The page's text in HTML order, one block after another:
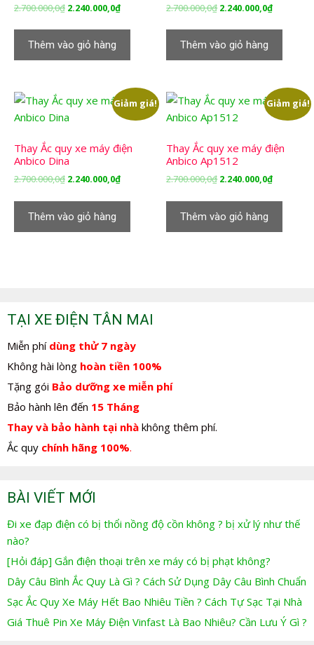
2.700.000,0₫ Giá
2.700.000,0₫.
2.240.000,0₫Giá
2.240.000,0₫.
Thêm vào giỏ hàng
2.700.000,0₫ Giá
2.700.000,0₫.
2.240.000,0₫Giá
Thêm vào giỏ hàng
Giảm giá!
Thay Ắc quy xe máy điện
Anbico Dina
2.700.000,0₫ Giá
2.700.000,0₫.
2.240.000,0₫Giá
2.240.000,0₫.
Thêm vào giỏ hàng
Giảm giá!
Thay Ắc quy xe máy điện
Anbico Ap1512
2.700.000,0₫ Giá
2.700.000,0₫.
2.240.000,0₫Giá
Thêm vào giỏ hàng
TẠI XE ĐIỆN TÂN MAI
Miễn phí dùng thử 7 ngày
Không hài lòng hoàn tiền 100%
Tặng gói Bảo dưỡng xe miễn phí
Bảo hành lên đến 15 Tháng
Thay và bảo hành tại nhà không thêm phí.
Ắc quy chính hãng 100%.
BÀI VIẾT MỚI
Đi xe đạp điện có bị thổi nồng độ cồn không ? bị xử lý như thế
nào?
[Hỏi đáp] Gắn điện thoại trên xe máy có bị phạt không?
Dây Câu Bình Ắc Quy Là Gì ? Cách Sử Dụng Dây Câu Bình Chuẩn
Sạc Ắc Quy Xe Máy Hết Bao Nhiêu Tiền ? Cách Tự Sạc Tại Nhà
Giá Thuê Pin Xe Máy Điện Vinfast Là Bao Nhiêu? Cần Lưu Ý Gì ?